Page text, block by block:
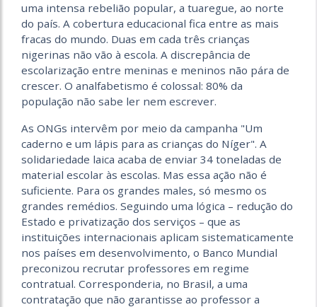
uma intensa rebelião popular, a tuaregue, ao norte
do país. A cobertura educacional fica entre as mais
fracas do mundo. Duas em cada três crianças
nigerinas não vão à escola. A discrepância de
escolarização entre meninas e meninos não pára de
crescer. O analfabetismo é colossal: 80% da
população não sabe ler nem escrever.
As ONGs intervêm por meio da campanha "Um
caderno e um lápis para as crianças do Níger". A
solidariedade laica acaba de enviar 34 toneladas de
material escolar às escolas. Mas essa ação não é
suficiente. Para os grandes males, só mesmo os
grandes remédios. Seguindo uma lógica – redução do
Estado e privatização dos serviços – que as
instituições internacionais aplicam sistematicamente
nos países em desenvolvimento, o Banco Mundial
preconizou recrutar professores em regime
contratual. Corresponderia, no Brasil, a uma
contratação que não garantisse ao professor a